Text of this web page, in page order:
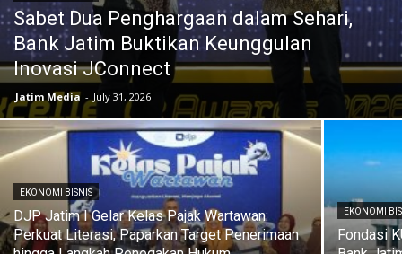
Sabet Dua Penghargaan dalam Sehari,
Bank Jatim Buktikan Keunggulan
Inovasi JConnect
Jatim Media - July 31, 2026
EKONOMI BISNIS
DJP Jatim I Gelar Kelas Pajak Wartawan:
Perkuat Literasi, Paparkan Target Penerimaan
EKONOMI
Fondasi